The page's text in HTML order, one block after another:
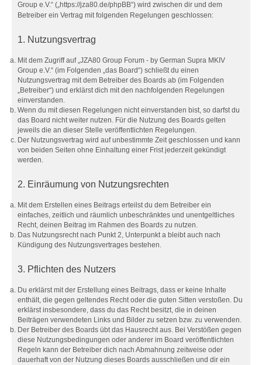
Group e.V.“ („https://jza80.de/phpBB“) wird zwischen dir und dem
Betreiber ein Vertrag mit folgenden Regelungen geschlossen:
1. Nutzungsvertrag
Mit dem Zugriff auf „JZA80 Group Forum - by German Supra MKIV
Group e.V.“ (im Folgenden „das Board“) schließt du einen
Nutzungsvertrag mit dem Betreiber des Boards ab (im Folgenden
„Betreiber“) und erklärst dich mit den nachfolgenden Regelungen
einverstanden.
Wenn du mit diesen Regelungen nicht einverstanden bist, so darfst du
das Board nicht weiter nutzen. Für die Nutzung des Boards gelten
jeweils die an dieser Stelle veröffentlichten Regelungen.
Der Nutzungsvertrag wird auf unbestimmte Zeit geschlossen und kann
von beiden Seiten ohne Einhaltung einer Frist jederzeit gekündigt
werden.
2. Einräumung von Nutzungsrechten
Mit dem Erstellen eines Beitrags erteilst du dem Betreiber ein
einfaches, zeitlich und räumlich unbeschränktes und unentgeltliches
Recht, deinen Beitrag im Rahmen des Boards zu nutzen.
Das Nutzungsrecht nach Punkt 2, Unterpunkt a bleibt auch nach
Kündigung des Nutzungsvertrages bestehen.
3. Pflichten des Nutzers
Du erklärst mit der Erstellung eines Beitrags, dass er keine Inhalte
enthält, die gegen geltendes Recht oder die guten Sitten verstoßen. Du
erklärst insbesondere, dass du das Recht besitzt, die in deinen
Beiträgen verwendeten Links und Bilder zu setzen bzw. zu verwenden.
Der Betreiber des Boards übt das Hausrecht aus. Bei Verstößen gegen
diese Nutzungsbedingungen oder anderer im Board veröffentlichten
Regeln kann der Betreiber dich nach Abmahnung zeitweise oder
dauerhaft von der Nutzung dieses Boards ausschließen und dir ein